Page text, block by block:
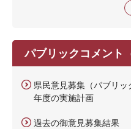
パブリックコメント
県民意見募集（パブリ
年度の実施計画
過去の御意見募集結果